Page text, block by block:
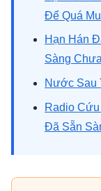
Để Quá
Hạn Hán
Sàng
Nước Sau
Radio
Đã Sẵn